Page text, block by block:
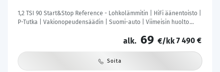
1,2 TSI 90 Start&Stop Reference - Lohkolämmitin | HiFi äänentoisto |
P-Tutka | Vakionopeudensäädin | Suomi-auto | Viimeisin huolto
alk. 69 €/kk7 490 €
Soita